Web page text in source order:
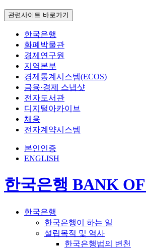
관련사이트 바로가기
한국은행
화폐박물관
경제연구원
지역본부
경제통계시스템(ECOS)
금융·경제 스냅샷
전자도서관
디지털아카이브
채용
전자계약시스템
본인인증
ENGLISH
한국은행 BANK
한국은행
한국은행이 하는 일
설립목적 및 역사
한국은행법의 변천